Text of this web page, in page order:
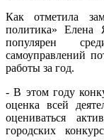
Как отметила
политика»
популярен
самоуправлений
работы за год.
- В этом году
оценка всей
оцениваться
городских